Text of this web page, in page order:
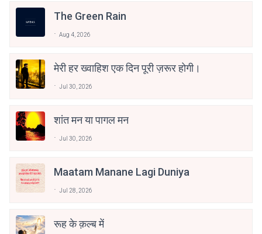
The Green Rain
Aug 4, 2026
मेरी हर ख्वाहिश एक दिन पूरी ज़रूर होगी।
Jul 30, 2026
शांत मन या पागल मन
Jul 30, 2026
Maatam Manane Lagi Duniya
Jul 28, 2026
रूह के क़ल्ब में